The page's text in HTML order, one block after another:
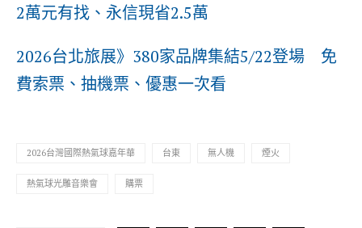
2萬元有找、永信現省2.5萬
2026台北旅展》380家品牌集結5/22登場 免
費索票、抽機票、優惠一次看
2026台灣國際熱氣球嘉年華 台東 無人機 煙火
熱氣球光雕音樂會 購票